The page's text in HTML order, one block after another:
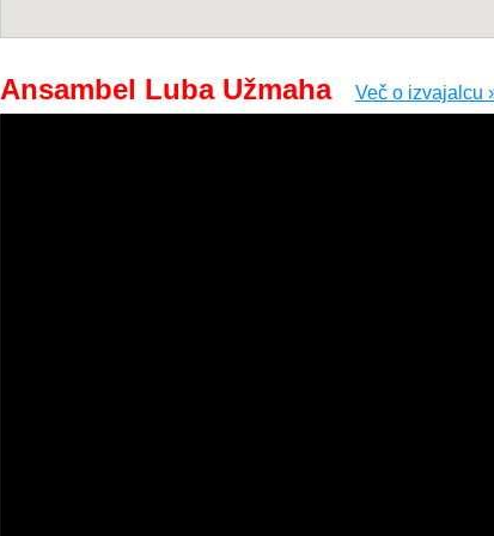
Ansambel Luba Užmaha Več o izvajalcu